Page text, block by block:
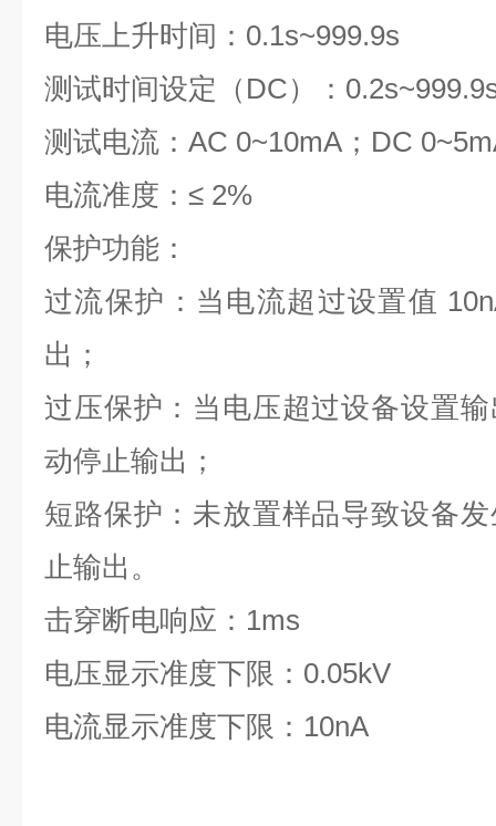
电压上升时间：0.1s~999.9s
测试时间设定（DC）：
测试电流：AC 0~10mA；DC
电流准度：≤ 2%
保护功能：
过流保护：当电流超过设置值
出；
过压保护：当电压超过设备设置
动停止输出；
短路保护：未放置样品导致设备
止输出。
击穿断电响应：1ms
电压显示准度下限：0.05kV
电流显示准度下限：10nA